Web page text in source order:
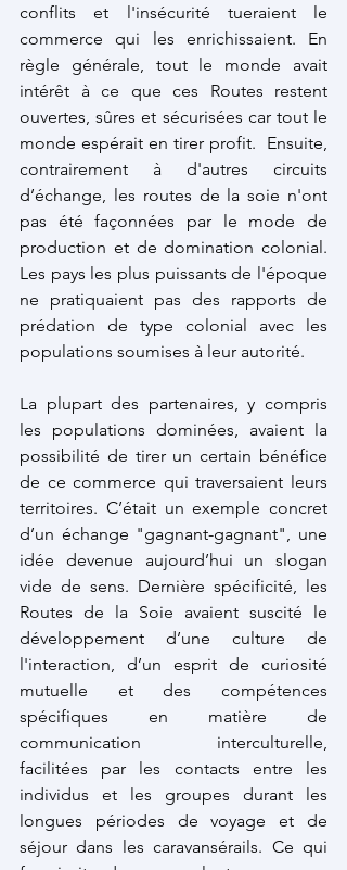
conflits et l'insécurité tueraient le
commerce qui les enrichissaient. En
règle générale, tout le monde avait
intérêt à ce que ces Routes restent
ouvertes, sûres et sécurisées car tout le
monde espérait en tirer profit.  Ensuite,
contrairement à d'autres circuits
d’échange, les routes de la soie n'ont
pas été façonnées par le mode de
production et de domination colonial.
Les pays les plus puissants de l'époque
ne pratiquaient pas des rapports de
prédation de type colonial avec les
populations soumises à leur autorité.
La plupart des partenaires, y compris
les populations dominées, avaient la
possibilité de tirer un certain bénéfice
de ce commerce qui traversaient leurs
territoires. C’était un exemple concret
d’un échange "gagnant-gagnant", une
idée devenue aujourd’hui un slogan
vide de sens. Dernière spécificité, les
Routes de la Soie avaient suscité le
développement d’une culture de
l'interaction, d’un esprit de curiosité
mutuelle et des compétences
spécifiques en matière de
communication interculturelle,
facilitées par les contacts entre les
individus et les groupes durant les
longues périodes de voyage et de
séjour dans les caravansérails. Ce qui